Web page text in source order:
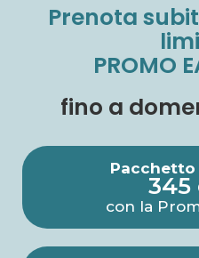
Prenota
PROMO
fino a
Pacchetto
345
con la